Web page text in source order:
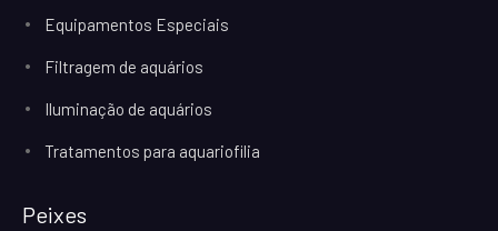
Equipamentos Especiais
Filtragem de aquários
Iluminação de aquários
Tratamentos para aquariofilia
Peixes